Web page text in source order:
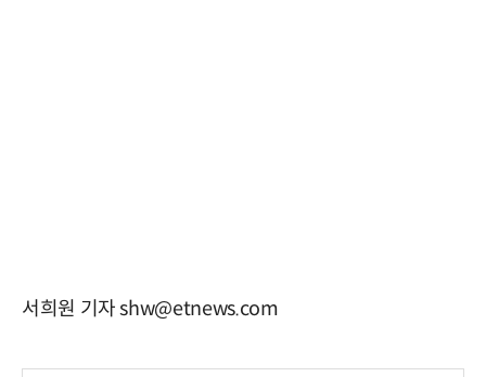
서희원 기자 shw@etnews.com